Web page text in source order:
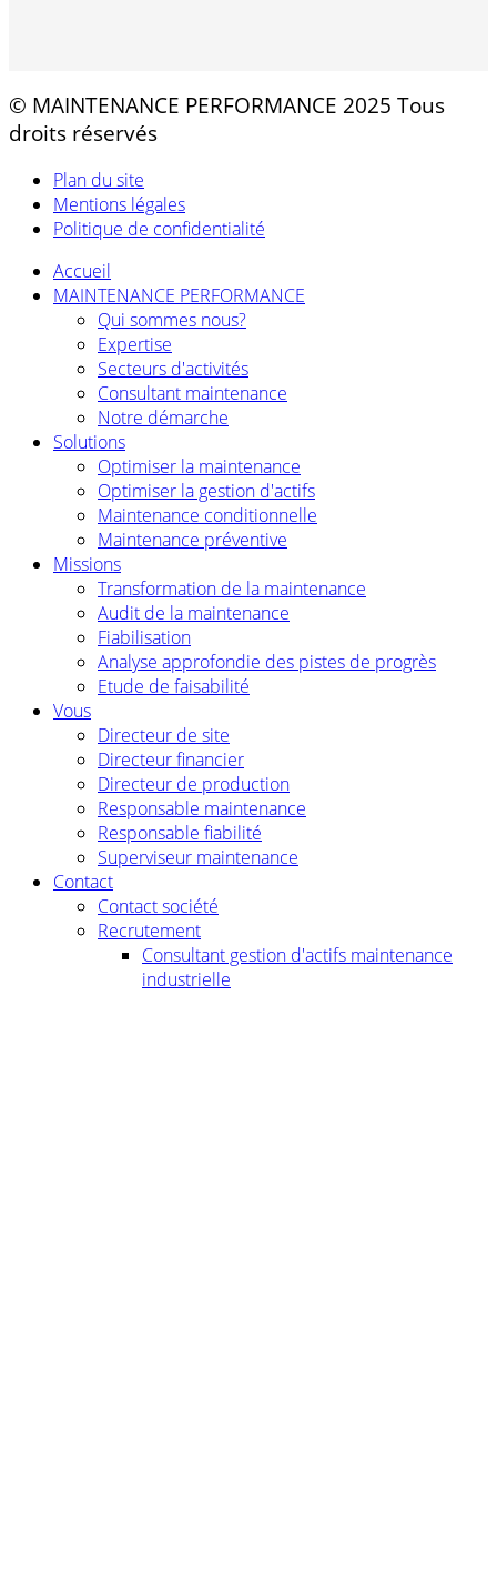
© MAINTENANCE PERFORMANCE 2025 Tous
droits réservés
Plan du site
Mentions légales
Politique de confidentialité
Accueil
MAINTENANCE PERFORMANCE
Qui sommes nous?
Expertise
Secteurs d'activités
Consultant maintenance
Notre démarche
Solutions
Optimiser la maintenance
Optimiser la gestion d'actifs
Maintenance conditionnelle
Maintenance préventive
Missions
Transformation de la maintenance
Audit de la maintenance
Fiabilisation
Analyse approfondie des pistes de progrès
Etude de faisabilité
Vous
Directeur de site
Directeur financier
Directeur de production
Responsable maintenance
Responsable fiabilité
Superviseur maintenance
Contact
Contact société
Recrutement
Consultant gestion d'actifs maintenance
industrielle